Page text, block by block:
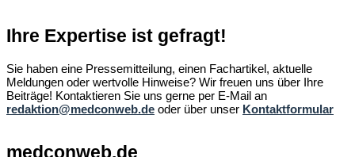
Ihre Expertise ist gefragt!
Sie haben eine Pressemitteilung, einen Fachartikel, aktuelle
Meldungen oder wertvolle Hinweise? Wir freuen uns über Ihre
Beiträge! Kontaktieren Sie uns gerne per E-Mail an
redaktion@medconweb.de oder über unser Kontaktformular
medconweb.de